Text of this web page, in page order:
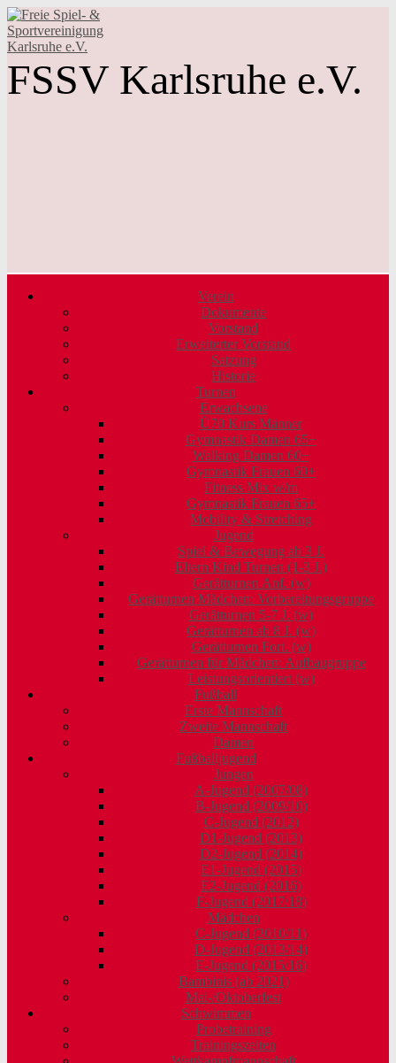
FSSV Karlsruhe e.V.
Verein
Dokumente
Vorstand
Erweiterter Vorstand
Satzung
Historie
Turnen
Erwachsene
Ü70 Kurs Männer
Gymnastik Damen 65+
Walking Damen 60+
Gymnastik Frauen 60+
Fitness Mix w/m
Gymnastik Frauen 65+
Mobility & Stretching
Jugend
Spiel & Bewegung ab 3 J.
Eltern Kind Turnen (1-3 J.)
Gerätturnen Anf. (w)
Gerätturnen Mädchen: Vorbereitungsgruppe
Gerätturnen 5-7 J. (w)
Gerätturnen ab 8 J. (w)
Gerätturnen Fort. (w)
Gerätturnen für Mädchen: Aufbaugruppe
Leistungsorientiert (w)
Fußball
Erste Mannschaft
Zweite Mannschaft
Damen
Fußballjugend
Jungen
A-Jugend (2007/08)
B-Jugend (2009/10)
C-Jugend (2012)
D1-Jugend (2013)
D2-Jugend (2014)
E1-Jugend (2015)
E2-Jugend (2016)
F-Jugend (2017/18)
Mädchen
C-Jugend (2010/11)
D-Jugend (2013/14)
E-Jugend (2015/16)
Bambinis (ab 2021)
Mai-/Oktoberfest
Schwimmen
Probetraining
Trainingszeiten